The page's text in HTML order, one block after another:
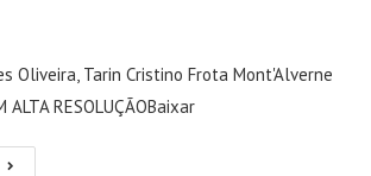
Oliveira, Tarin Cristino Frota Mont'Alverne
ALTA RESOLUÇÃOBaixar